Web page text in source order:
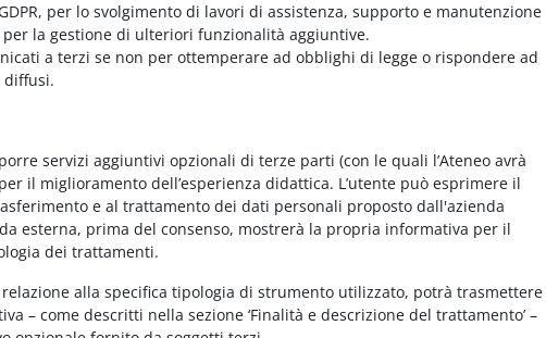
per lo svolgimento di lavori di assistenza, supporto e manutenzione
la gestione di ulteriori funzionalità aggiuntive.
a terzi se non per ottemperare ad obblighi di legge o rispondere ad
diffusi.
servizi aggiuntivi opzionali di terze parti (con le quali l’Ateneo avrà
il miglioramento dell’esperienza didattica. L’utente può esprimere il
e al trattamento dei dati personali proposto dall'azienda
esterna, prima del consenso, mostrerà la propria informativa per il
dei trattamenti.
alla specifica tipologia di strumento utilizzato, potrà trasmettere
– come descritti nella sezione ‘Finalità e descrizione del trattamento’ –